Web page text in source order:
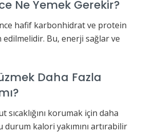
Ne Yemek Gerekir?
hafif karbonhidrat ve protein
Bu, enerji sağlar ve
Daha Fazla
sıcaklığını korumak için daha
kalori yakımını artırabilir